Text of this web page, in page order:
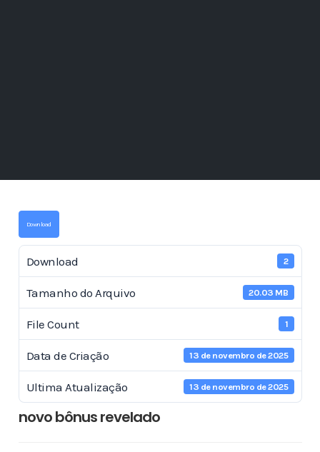
Download
Download 2
Tamanho do Arquivo 20.03 MB
File Count 1
Data de Criação 13 de novembro de 2025
Ultima Atualização 13 de novembro de 2025
novo bônus revelado